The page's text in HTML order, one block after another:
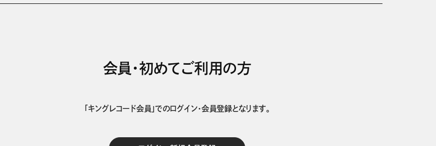
会員・初めてご利用の方
「キングレコード会員」でのログイン・会員登録となります。